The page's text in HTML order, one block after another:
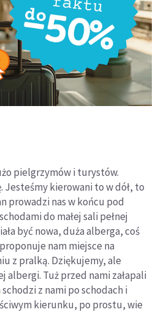
pielgrzymów i turystów.
Jesteśmy kierowani to w dół, to
prowadzi nas w końcu pod
do małej sali pełnej
być nowa, duża alberga, coś
nam miejsce na
z pralką. Dziękujemy, ale
albergi. Tuż przed nami załapali
z nami po schodach i
kierunku, po prostu, wie